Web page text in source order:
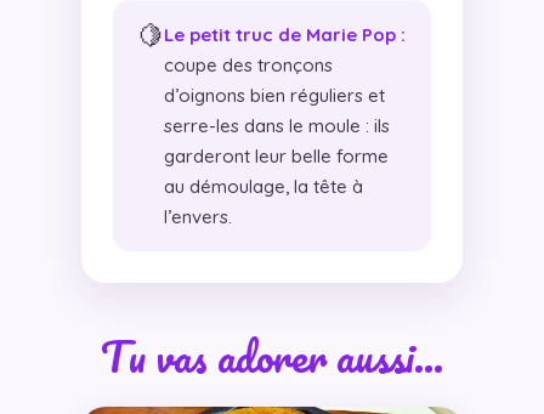
🍋Le petit truc de Marie Pop :
coupe des tronçons
d’oignons bien réguliers et
serre-les dans le moule : ils
garderont leur belle forme
au démoulage, la tête à
l’envers.
Tu vas adorer aussi…